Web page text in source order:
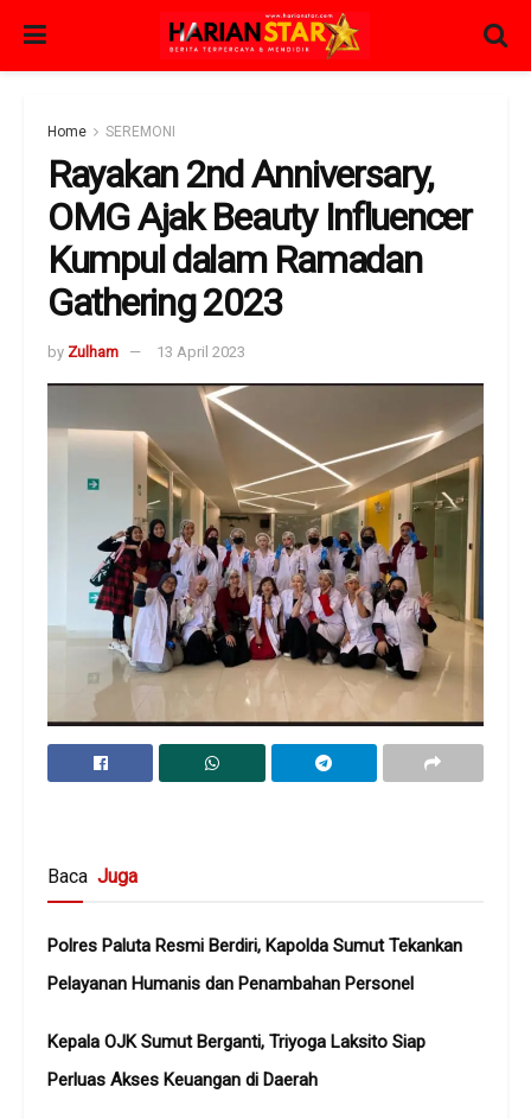
Home SEREMONI
Rayakan 2nd Anniversary,
OMG Ajak Beauty Influencer
Kumpul dalam Ramadan
Gathering 2023
by Zulham 13 April 2023
Baca Juga
Polres Paluta Resmi Berdiri, Kapolda Sumut Tekankan
Pelayanan Humanis dan Penambahan Personel
Kepala OJK Sumut Berganti, Triyoga Laksito Siap
Perluas Akses Keuangan di Daerah